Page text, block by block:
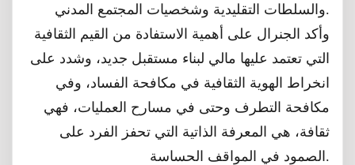
والسلطات التقليدية وشخصيات المجتمع المدني.
وأكد الجنرال على أهمية الاستفادة من القيم الثقافية
التي تعتمد عليها مالي لبناء مستقبل جديد، وشدد على
انخراط الهوية الثقافية في مكافحة الفساد، وفي
مكافحة التطرف وحتى في مسارح العمليات، فهي
ثقافة، هي المعرفة الذاتية التي تحفز الفرد على
الصمود في المواقف الحساسة.